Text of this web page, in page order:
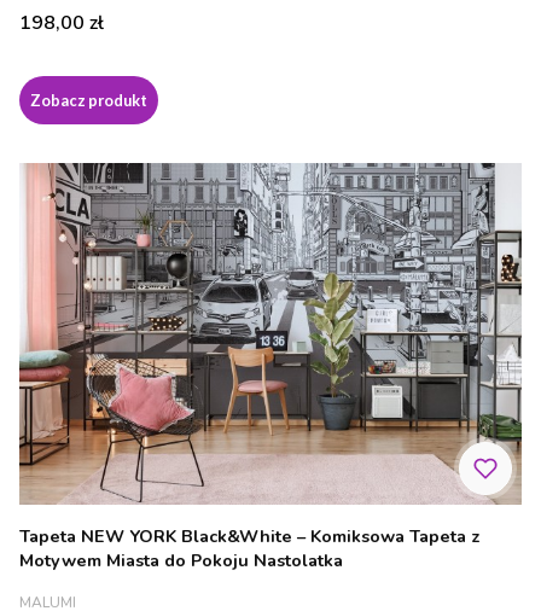
Cena
198,00 zł
Zobacz produkt
Tapeta NEW YORK Black&White – Komiksowa Tapeta z
Motywem Miasta do Pokoju Nastolatka
PRODUCENT
MALUMI